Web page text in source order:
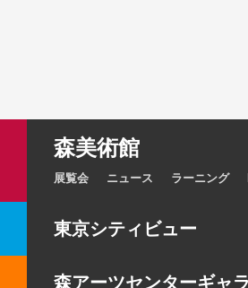
森美術館
展覧会 ニュース ラーニング
東京シティビュー
森アーツセンターギャ